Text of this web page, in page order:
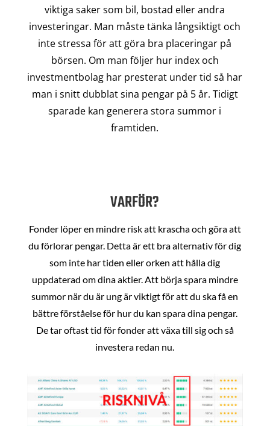
viktiga saker som bil, bostad eller andra
investeringar. Man måste tänka långsiktigt och
inte stressa för att göra bra placeringar på
börsen. Om man följer hur index och
investmentbolag har presterat under tid så har
man i snitt dubblat sina pengar på 5 år. Tidigt
sparade kan generera stora summor i
framtiden.
VARFÖR?
Fonder löper en mindre risk att krascha och göra att
du förlorar pengar. Detta är ett bra alternativ för dig
som inte har tiden eller orken att hålla dig
uppdaterad om dina aktier. Att börja spara mindre
summor när du är ung är viktigt för att du ska få en
bättre förståelse för hur du kan spara dina pengar.
De tar oftast tid för fonder att växa till sig och så
investera redan nu.